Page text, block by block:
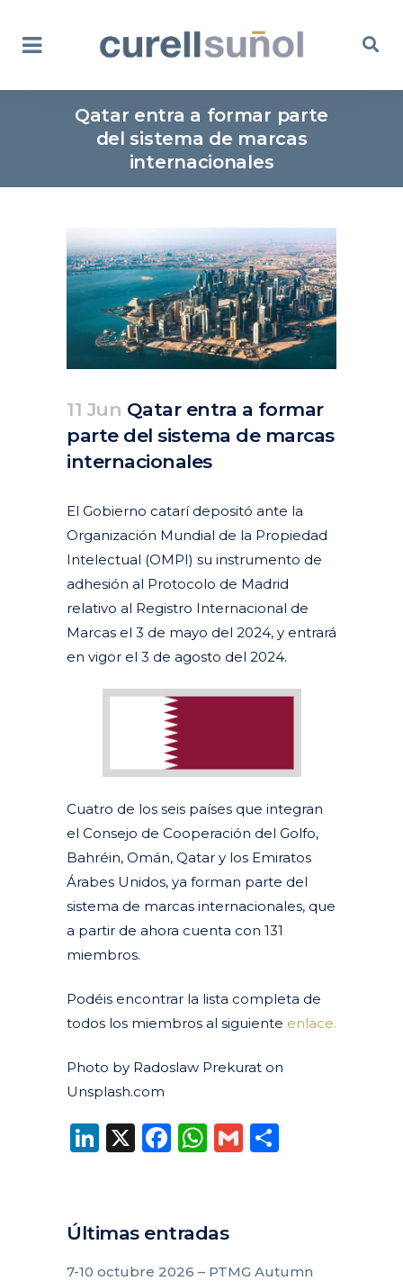
Qatar entra a formar parte
del sistema de marcas
internacionales
11 Jun Qatar entra a formar
parte del sistema de marcas
internacionales
El Gobierno catarí depositó ante la
Organización Mundial de la Propiedad
Intelectual (OMPI) su instrumento de
adhesión al Protocolo de Madrid
relativo al Registro Internacional de
Marcas el 3 de mayo del 2024, y entrará
en vigor el 3 de agosto del 2024.
Cuatro de los seis países que integran
el Consejo de Cooperación del Golfo,
Bahréin, Omán, Qatar y los Emiratos
Árabes Unidos, ya forman parte del
sistema de marcas internacionales, que
a partir de ahora cuenta con 131
miembros.
Podéis encontrar la lista completa de
todos los miembros al siguiente enlace.
Photo by Radoslaw Prekurat on
Unsplash.com
LinkedIn
X Facebook
WhatsApp
Gmail
Últimas entradas
7-10 octubre 2026 – PTMG Autumn